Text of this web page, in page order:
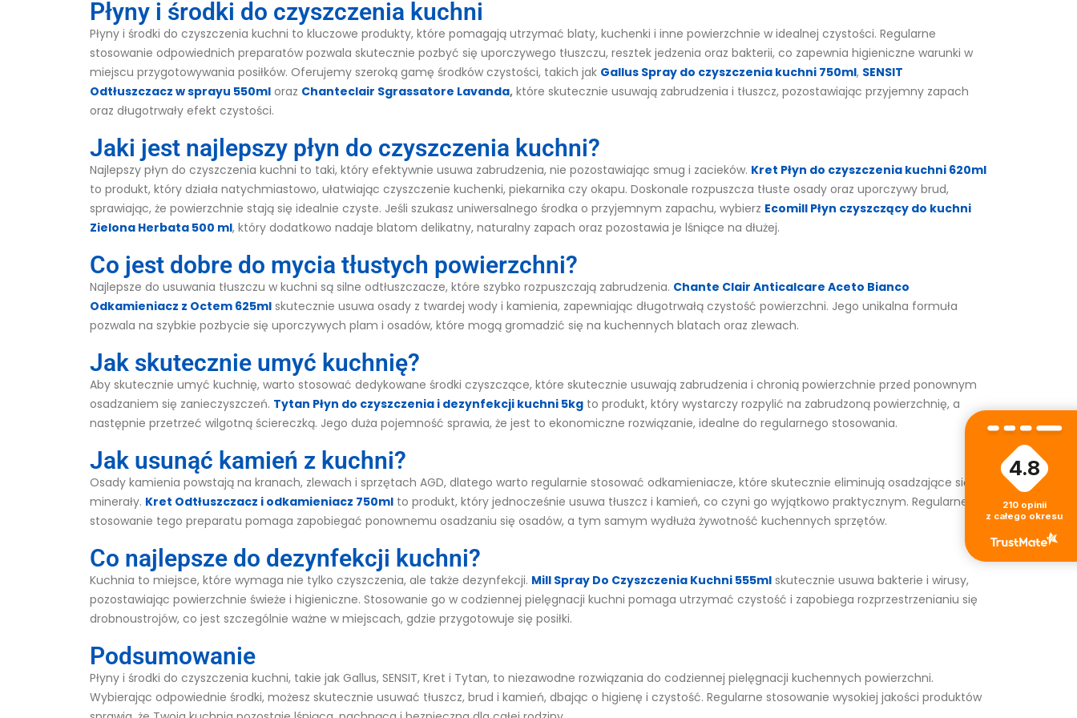
Płyny i środki do czyszczenia kuchni
Płyny i środki do czyszczenia kuchni to kluczowe produkty, które pomagają utrzymać blaty, kuchenki i inne powierzchnie w idealnej czystości. Regularne
stosowanie odpowiednich preparatów pozwala skutecznie pozbyć się uporczywego tłuszczu, resztek jedzenia oraz bakterii, co zapewnia higieniczne warunki w
miejscu przygotowywania posiłków. Oferujemy szeroką gamę środków czystości, takich jak Gallus Spray do czyszczenia kuchni 750ml, SENSIT
Odtłuszczacz w sprayu 550ml oraz Chanteclair Sgrassatore Lavanda, które skutecznie usuwają zabrudzenia i tłuszcz, pozostawiając przyjemny zapach
oraz długotrwały efekt czystości.
Jaki jest najlepszy płyn do czyszczenia kuchni?
Najlepszy płyn do czyszczenia kuchni to taki, który efektywnie usuwa zabrudzenia, nie pozostawiając smug i zacieków. Kret Płyn do czyszczenia kuchni 620ml
to produkt, który działa natychmiastowo, ułatwiając czyszczenie kuchenki, piekarnika czy okapu. Doskonale rozpuszcza tłuste osady oraz uporczywy brud,
sprawiając, że powierzchnie stają się idealnie czyste. Jeśli szukasz uniwersalnego środka o przyjemnym zapachu, wybierz Ecomill Płyn czyszczący do kuchni
Zielona Herbata 500 ml, który dodatkowo nadaje blatom delikatny, naturalny zapach oraz pozostawia je lśniące na dłużej.
Co jest dobre do mycia tłustych powierzchni?
Najlepsze do usuwania tłuszczu w kuchni są silne odtłuszczacze, które szybko rozpuszczają zabrudzenia. Chante Clair Anticalcare Aceto Bianco
Odkamieniacz z Octem 625ml skutecznie usuwa osady z twardej wody i kamienia, zapewniając długotrwałą czystość powierzchni. Jego unikalna formuła
pozwala na szybkie pozbycie się uporczywych plam i osadów, które mogą gromadzić się na kuchennych blatach oraz zlewach.
Jak skutecznie umyć kuchnię?
Aby skutecznie umyć kuchnię, warto stosować dedykowane środki czyszczące, które skutecznie usuwają zabrudzenia i chronią powierzchnie przed ponownym
osadzaniem się zanieczyszczeń. Tytan Płyn do czyszczenia i dezynfekcji kuchni 5kg to produkt, który wystarczy rozpylić na zabrudzoną powierzchnię, a
następnie przetrzeć wilgotną ściereczką. Jego duża pojemność sprawia, że jest to ekonomiczne rozwiązanie, idealne do regularnego stosowania.
Jak usunąć kamień z kuchni?
Osady kamienia powstają na kranach, zlewach i sprzętach AGD, dlatego warto regularnie stosować odkamieniacze, które skutecznie eliminują osadzające się
minerały. Kret Odtłuszczacz i odkamieniacz 750ml to produkt, który jednocześnie usuwa tłuszcz i kamień, co czyni go wyjątkowo praktycznym. Regularne
stosowanie tego preparatu pomaga zapobiegać ponownemu osadzaniu się osadów, a tym samym wydłuża żywotność kuchennych sprzętów.
Co najlepsze do dezynfekcji kuchni?
Kuchnia to miejsce, które wymaga nie tylko czyszczenia, ale także dezynfekcji. Mill Spray Do Czyszczenia Kuchni 555ml skutecznie usuwa bakterie i wirusy,
pozostawiając powierzchnie świeże i higieniczne. Stosowanie go w codziennej pielęgnacji kuchni pomaga utrzymać czystość i zapobiega rozprzestrzenianiu się
drobnoustrojów, co jest szczególnie ważne w miejscach, gdzie przygotowuje się posiłki.
Podsumowanie
Płyny i środki do czyszczenia kuchni, takie jak Gallus, SENSIT, Kret i Tytan, to niezawodne rozwiązania do codziennej pielęgnacji kuchennych powierzchni.
Wybierając odpowiednie środki, możesz skutecznie usuwać tłuszcz, brud i kamień, dbając o higienę i czystość. Regularne stosowanie wysokiej jakości produktów
4.8
210 opinii
z całego okresu